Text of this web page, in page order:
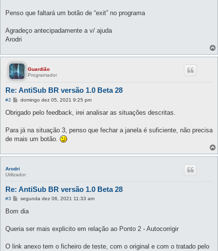
Penso que faltará um botão de “exit” no programa
Agradeço antecipadamente a v/ ajuda
Arodri
Guardião
Programador
Re: AntiSub BR versão 1.0 Beta 28
#2
M
n
s
g
e
m
domingo dez 05, 2021 9:25 pm
Obrigado pelo feedback, irei analisar as situações descritas.
Para já na situação 3, penso que fechar a janela é suficiente, não precisa
de mais um botão.
Arodri
Utilizador
Re: AntiSub BR versão 1.0 Beta 28
#3
M
n
g
segunda dez 06, 2021 11:33 am
Bom dia
Queria ser mais explicito em relação ao Ponto 2 - Autocorrigir
O link anexo tem o ficheiro de teste, com o original e com o tratado pelo